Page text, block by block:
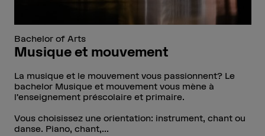
Bachelor of Arts
Musique et mouvement
La musique et le mouvement vous passionnent? Le
bachelor Musique et mouvement vous mène à
l’enseignement préscolaire et primaire.
Vous choisissez une orientation: instrument, chant ou
danse. Piano, chant,...